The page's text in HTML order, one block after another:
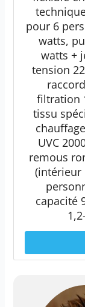
pour 6
watts,
watts +
tension
filtration
tissu
UVC
remous
(intérieur
capacité